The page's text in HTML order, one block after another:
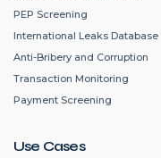
PEP Screening
International Leaks Database
Anti-Bribery and Corruption
Transaction Monitoring
Payment Screening
Use Cases